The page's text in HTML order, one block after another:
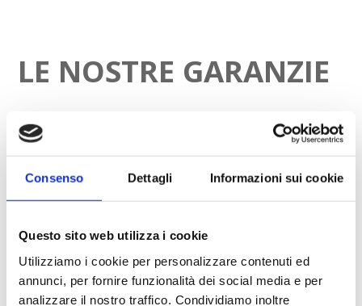
Consenso Dettagli Informazioni sui cookie
Questo sito web utilizza i cookie
Utilizziamo i cookie per personalizzare contenuti ed
annunci, per fornire funzionalità dei social media e per
analizzare il nostro traffico. Condividiamo inoltre
LE NOSTRE GARANZIE
100% privo di plagio – GARANZIA DI
Garantiamo che tutti gli elaborati che
i casi, eseguiamo una scansione del software di plagio, di